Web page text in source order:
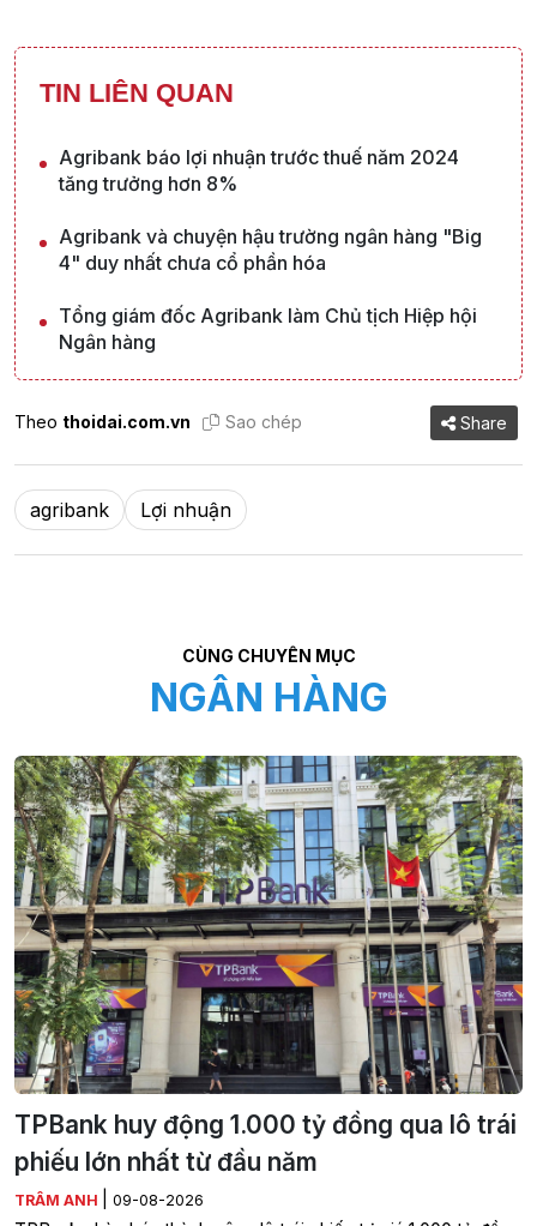
TIN LIÊN QUAN
Agribank báo lợi nhuận trước thuế năm 2024
tăng trưởng hơn 8%
Agribank và chuyện hậu trường ngân hàng "Big
4" duy nhất chưa cổ phần hóa
Tổng giám đốc Agribank làm Chủ tịch Hiệp hội
Ngân hàng
Theo thoidai.com.vn Sao chép Share
agribank Lợi nhuận
CÙNG CHUYÊN MỤC
NGÂN HÀNG
TPBank huy động 1.000 tỷ đồng qua lô trái
phiếu lớn nhất từ đầu năm
TRÂM ANH 09-08-2026